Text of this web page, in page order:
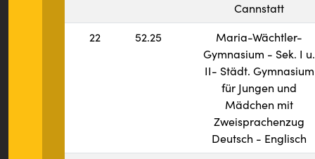
Cannstatt
22
52.25
Maria-Wächtler-
Gymnasium - Sek. I u.
II- Städt. Gymnasium
für Jungen und
Mädchen mit
Zweisprachenzug
Deutsch - Englisch